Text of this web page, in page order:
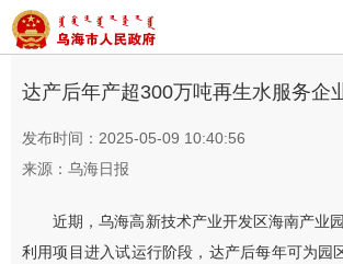
首页>资讯中心 > 乌海要闻
达产后年产超300万吨再生水服务企
发布时间：2025-05-09 10:40:56
来源：乌海日报
近期，乌海高新技术产业开发区海南产业
利用项目进入试运行阶段，达产后每年可为园